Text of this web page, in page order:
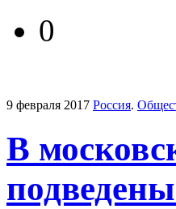
0
9 февраля 2017 Россия.
В